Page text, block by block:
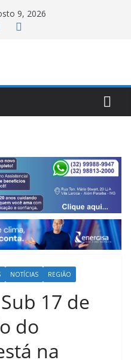
9, 2026
NOTÍCIAS REGIÃO
17 de
do
na